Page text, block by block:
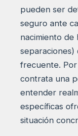
pueden ser
seguro ante
nacimiento de
separaciones)
frecuente.
contrata una
entender
específicas
situación